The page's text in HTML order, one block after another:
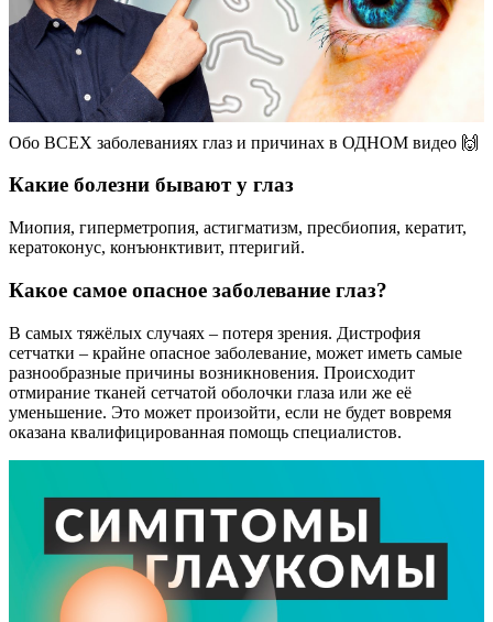
Обо ВСЕХ заболеваниях глаз и причинах в ОДНОМ видео 🙌
Какие болезни бывают у глаз
Миопия, гиперметропия, астигматизм, пресбиопия, кератит,
кератоконус, конъюнктивит, птеригий.
Какое самое опасное заболевание глаз?
В самых тяжёлых случаях – потеря зрения. Дистрофия
сетчатки – крайне опасное заболевание, может иметь самые
разнообразные причины возникновения. Происходит
отмирание тканей сетчатой оболочки глаза или же её
уменьшение. Это может произойти, если не будет вовремя
оказана квалифицированная помощь специалистов.